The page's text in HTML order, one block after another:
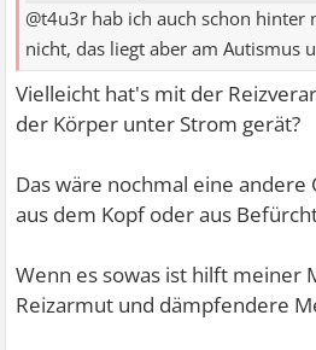
@t4u3r hab ich auch schon hinter
nicht, das liegt aber am Autismus
Vielleicht hat's mit der
der Körper unter Strom gerät?
Das wäre nochmal eine andere
aus dem Kopf oder aus
Wenn es sowas ist hilft meiner
Reizarmut und dämpfendere